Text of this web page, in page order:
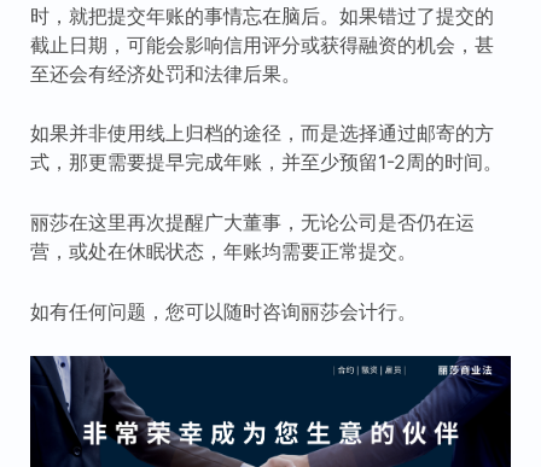
时，就把提交年账的事情忘在脑后。如果错过了提交的
截止日期，可能会影响信用评分或获得融资的机会，甚
至还会有经济处罚和法律后果。
如果并非使用线上归档的途径，而是选择通过邮寄的方
式，那更需要提早完成年账，并至少预留1-2周的时间。
丽莎在这里再次提醒广大董事，无论公司是否仍在运
营，或处在休眠状态，年账均需要正常提交。
如有任何问题，您可以随时咨询丽莎会计行。